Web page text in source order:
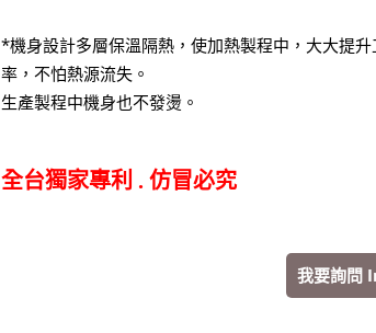
*機身設計多層保溫隔熱，使加熱製程中，大大提升
率，不怕熱源流失。
生產製程中機身也不發燙。
全台獨家專利 . 仿冒必究
我要詢問